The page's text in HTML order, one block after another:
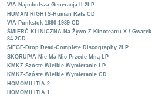
V/A Najmłodsza Generacja II 2LP
HUMAN RIGHTS-Human Rats CD
V/A Punkstok 1980-1989 CD
ŚMIERĆ KLINICZNA-Na Żywo Z Kinoteatru X / Gwarek
84 2CD
SIEGE-Drop Dead-Complete Discography 2LP
SKORUP/A-Nie Ma Nic Przede Mną LP
KMKZ-Szóste Wielkie Wymieranie LP
KMKZ-Szóste Wielkie Wymieranie CD
HOMOMILITIA 2
HOMOMILITIA 1